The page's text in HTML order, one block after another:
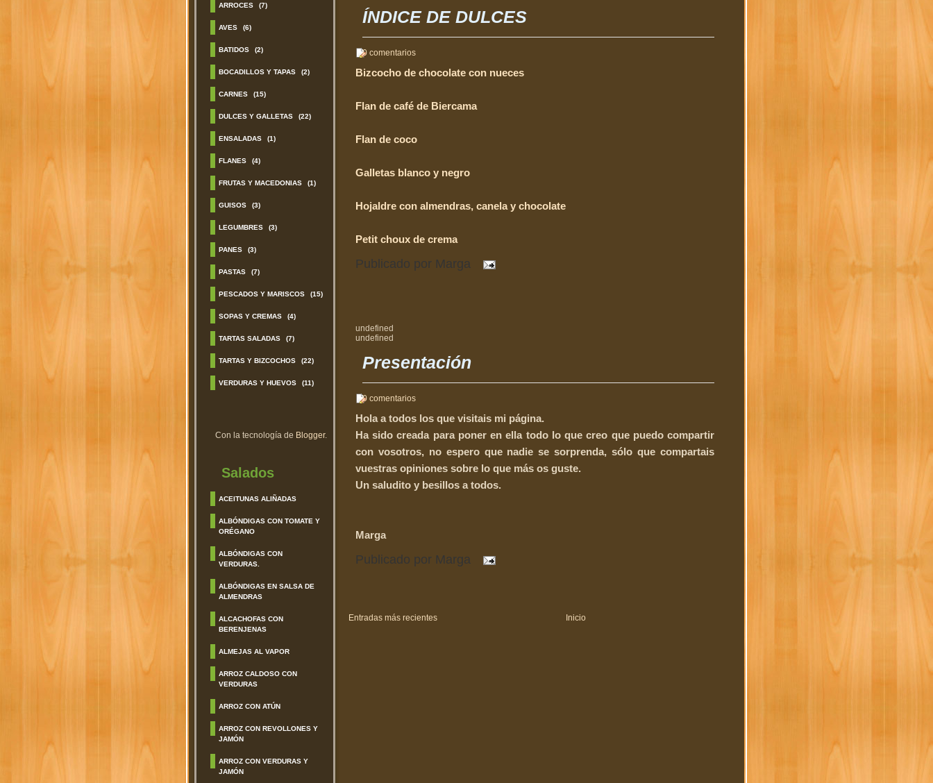
ARROCES (7)
AVES (6)
BATIDOS (2)
BOCADILLOS Y TAPAS (2)
CARNES (15)
DULCES Y GALLETAS (22)
ENSALADAS (1)
FLANES (4)
FRUTAS Y MACEDONIAS (1)
GUISOS (3)
LEGUMBRES (3)
PANES (3)
PASTAS (7)
PESCADOS Y MARISCOS (15)
SOPAS Y CREMAS (4)
TARTAS SALADAS (7)
TARTAS Y BIZCOCHOS (22)
VERDURAS Y HUEVOS (11)
Con la tecnología de Blogger.
Salados
ACEITUNAS ALIÑADAS
ALBÓNDIGAS CON TOMATE Y
ORÉGANO
ALBÓNDIGAS CON
VERDURAS.
ALBÓNDIGAS EN SALSA DE
ALMENDRAS
ALCACHOFAS CON
BERENJENAS
ALMEJAS AL VAPOR
ARROZ CALDOSO CON
VERDURAS
ARROZ CON ATÚN
ARROZ CON REVOLLONES Y
JAMÓN
ARROZ CON VERDURAS Y
JAMÓN
ÍNDICE DE DULCES
0 comentarios
Bizcocho de chocolate con nueces
Flan de café de Biercama
Flan de coco
Galletas blanco y negro
Hojaldre con almendras, canela y chocolate
Petit choux de crema
Publicado por Marga
undefined
undefined
Presentación
0 comentarios
Hola a todos los que visitais mi página.
Ha sido creada para poner en ella todo lo que creo que puedo compartir
con vosotros, no espero que nadie se sorprenda, sólo que compartais
vuestras opiniones sobre lo que más os guste.
Un saludito y besillos a todos.
Marga
Publicado por Marga
Entradas más recientes Inicio